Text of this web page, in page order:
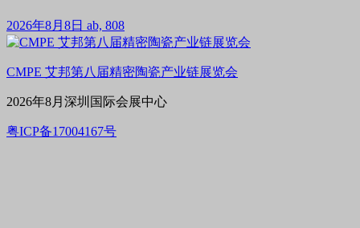
2026年8月8日 ab, 808
CMPE 艾邦第八届精密陶瓷产业链展览会
2026年8月深圳国际会展中心
粤ICP备17004167号